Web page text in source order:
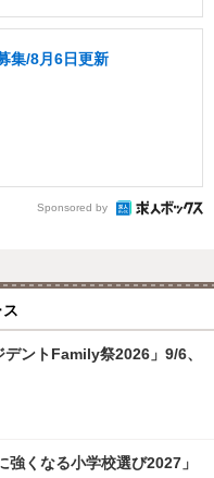
集/8月6日更新
Sponsored by
ントFamily祭2026」9/6、
強くなる小学校選び2027」